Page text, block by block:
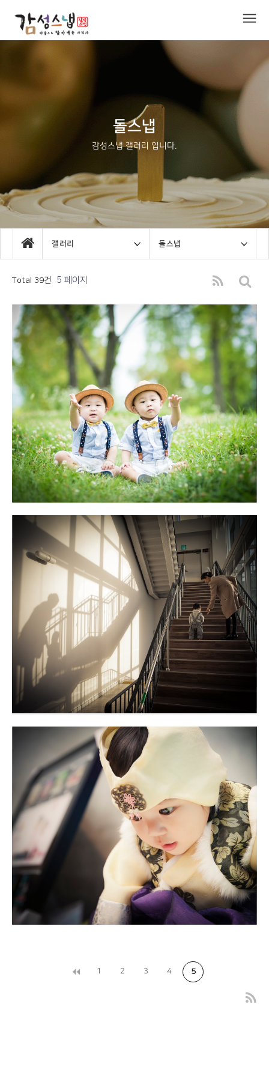
돌스냅
감성스냅 갤러리 입니다.
갤러리 돌스냅
Total 39건 5 페이지
쌍둥이 돌스냅
M스타하우스 돌스냅
1 2 3 4 5